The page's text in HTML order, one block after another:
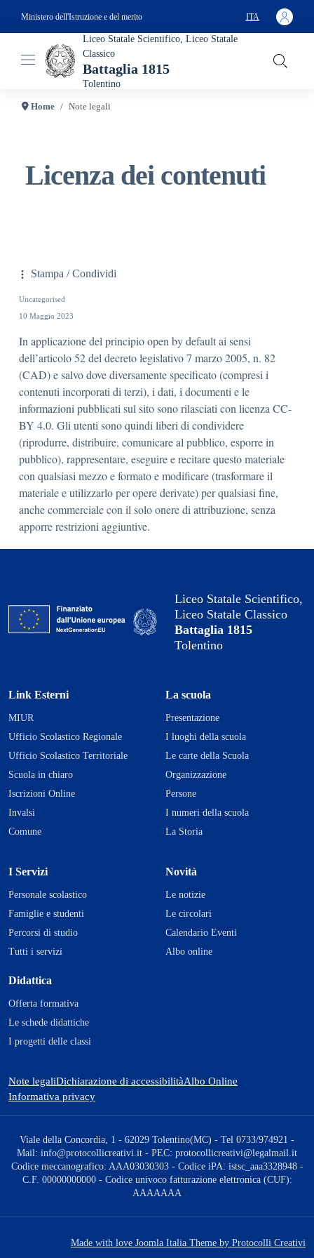
Ministero dell'Istruzione e del merito
SELEZIONA LA
ITA
Liceo Statale Scientifico, Liceo Statale
Classico
Battaglia 1815
Tolentino
Home Note legali
Licenza dei contenuti
Stampa / Condividi
Uncategorised
10 Maggio 2023
In applicazione del principio open by default ai sensi
dell’articolo 52 del decreto legislativo 7 marzo 2005, n. 82
(CAD) e salvo dove diversamente specificato (compresi i
contenuti incorporati di terzi), i dati, i documenti e le
informazioni pubblicati sul sito sono rilasciati con licenza CC-
BY 4.0. Gli utenti sono quindi liberi di condividere
(riprodurre, distribuire, comunicare al pubblico, esporre in
pubblico), rappresentare, eseguire e recitare questo materiale
con qualsiasi mezzo e formato e modificare (trasformare il
materiale e utilizzarlo per opere derivate) per qualsiasi fine,
anche commerciale con il solo onere di attribuzione, senza
apporre restrizioni aggiuntive.
Liceo Statale Scientifico,
Liceo Statale Classico
Battaglia 1815
Tolentino
Link Esterni
MIUR
Ufficio Scolastico Regionale
Ufficio Scolastico Territoriale
Scuola in chiaro
Iscrizioni Online
Invalsi
Comune
La scuola
Presentazione
I luoghi della scuola
Le carte della Scuola
Organizzazione
Persone
I numeri della scuola
La Storia
I Servizi
Personale scolastico
Famiglie e studenti
Percorsi di studio
Tutti i servizi
Didattica
Offerta formativa
Le schede didattiche
I progetti delle classi
Novità
Le notizie
Le circolari
Calendario Eventi
Albo online
Note legaliDichiarazione di accessibilitàAlbo Online
Informativa privacy
Viale della Concordia, 1 - 62029 Tolentino(MC) - Tel 0733/974921 -
Mail: info@protocollicreativi.it - PEC: protocollicreativi@legalmail.it
Codice meccanografico: AAA03030303 - Codice iPA: istsc_aaa3328948 -
C.F. 00000000000 - Codice univoco fatturazione elettronica (CUF):
AAAAAAA
Made with love Joomla Italia Theme by Protocolli Creativi